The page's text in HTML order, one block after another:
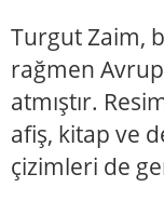
Turgut Zaim,
rağmen
atmıştır.
afiş, kitap ve
çizimleri de